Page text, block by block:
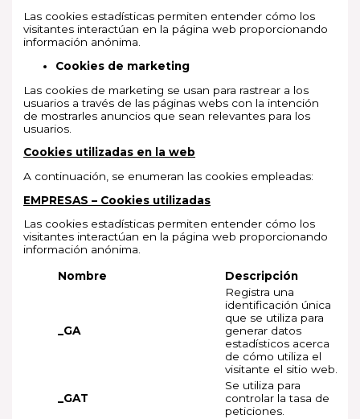
Las cookies estadísticas permiten entender cómo los
visitantes interactúan en la página web proporcionando
información anónima.
Cookies de marketing
Las cookies de marketing se usan para rastrear a los
usuarios a través de las páginas webs con la intención
de mostrarles anuncios que sean relevantes para los
usuarios.
Cookies utilizadas en la web
A continuación, se enumeran las cookies empleadas:
EMPRESAS – Cookies utilizadas
Las cookies estadísticas permiten entender cómo los
visitantes interactúan en la página web proporcionando
información anónima.
Nombre Descripción
_GA
Registra una
identificación única
que se utiliza para
generar datos
estadísticos acerca
de cómo utiliza el
visitante el sitio web.
_GAT
Se utiliza para
controlar la tasa de
peticiones.